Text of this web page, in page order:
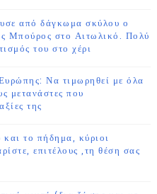
από δάγκωμα σκύλου ο
Μπούρος στο Αιτωλικό. Πολύ
του στο χέρι
Να τιμωρηθεί με όλα
μετανάστες που
της
και το πήδημα, κύριοι
επιτέλους ,τη θέση σας